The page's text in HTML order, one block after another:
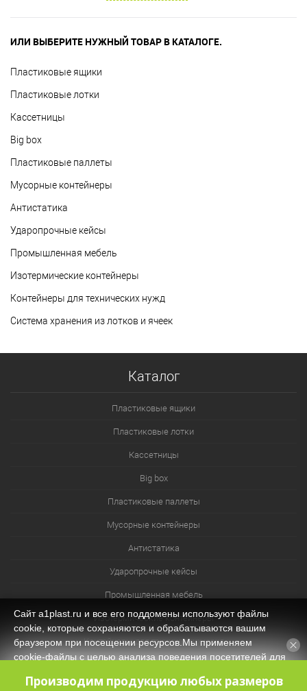
ИЛИ ВЫБЕРИТЕ НУЖНЫЙ ТОВАР В КАТАЛОГЕ.
Пластиковые ящики
Пластиковые лотки
Кассетницы
Big box
Пластиковые паллеты
Мусорные контейнеры
Антистатика
Ударопрочные кейсы
Промышленная мебель
Изотермические контейнеры
Контейнеры для технических нужд
Система хранения из лотков и ячеек
Каталог
Пластиковые ящики
Пластиковые лотки
Кассетницы
Big box
Пластиковые паллеты
Мусорные контейнеры
Антистатика
Ударопрочные кейсы
Промышленная мебель
Изотермические контейнеры
Контейнеры для технических нужд
Сайт a1plast.ru и все его поддомены используют файлы
cookie, которые сохраняются и обрабатываются вашим
браузером при посещении ресурсов.Мы применяем
cookie‑файлы с целью анализа поведения посетителей для
корректной работы сайта. Оставаясь на нашем сайте, вы
Производим продукцию любых размеров